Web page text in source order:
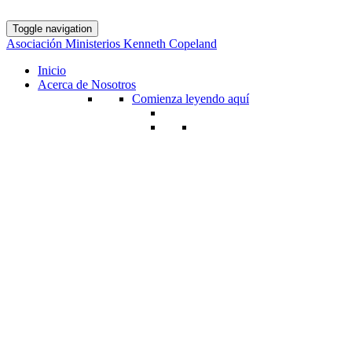
Toggle navigation
Asociación Ministerios Kenneth Copeland
Inicio
Acerca de Nosotros
Comienza leyendo aquí